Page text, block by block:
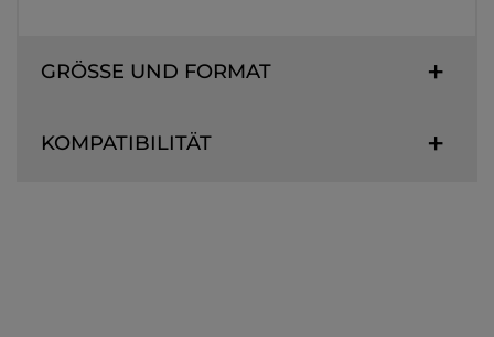
GRÖSSE UND FORMAT
KOMPATIBILITÄT